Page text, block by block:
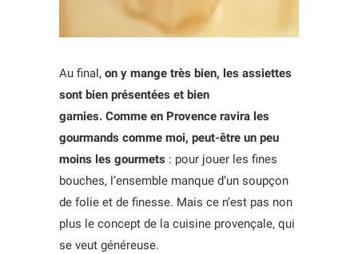
Au final, on y mange très bien, les assiettes
sont bien présentées et bien
garnies. Comme en Provence ravira les
gourmands comme moi, peut-être un peu
moins les gourmets : pour jouer les fines
bouches, l’ensemble manque d’un soupçon
de folie et de finesse. Mais ce n’est pas non
plus le concept de la cuisine provençale, qui
se veut généreuse.